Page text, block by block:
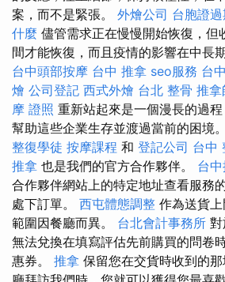
案，而不是緊張。 外燴公司 台胞證過
什麼 儘管需求正在慢慢開始恢復，但
間才能恢復，而且疫情的影響在中長
台中頭部按摩 台中 推拿 seo服務 台
燴 公司登記 西式外燴 台北 整骨 推拿
摩 證照 重新站起來是一個漫長的過
幫助這些企業生存並渡過當前的困境
整復學徒 按摩課程 和 登記公司 台中
推拿 也是我們的官方合作夥伴。 台
合作夥伴網站上的特定地址查看服務
處下訂單。 西屯體態調整 作為送貨
範圍因餐廳而異。 台北會計事務所
無法兌換在填寫評估先前購買的問卷
惠券。 推拿 保留您在交貨時收到的